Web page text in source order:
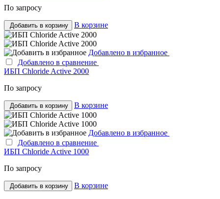
По запросу
Добавить в корзину В корзине
Добавлено в избранное
Добавлено в сравнение
ИБП Chloride Active 2000
По запросу
Добавить в корзину В корзине
Добавлено в избранное
Добавлено в сравнение
ИБП Chloride Active 1000
По запросу
Добавить в корзину В корзине